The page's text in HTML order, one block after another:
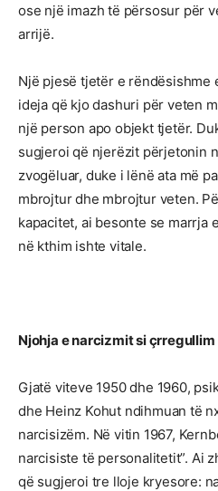
ose një imazh të përsosur për
arrijë.
Një pjesë tjetër e rëndësishme
ideja që kjo dashuri për veten
një person apo objekt tjetër.
sugjeroi që njerëzit përjetonin
zvogëluar, duke i lënë ata më
mbrojtur dhe mbrojtur veten.
kapacitet, ai besonte se marrja
në kthim ishte vitale.
Njohja e narcizmit si çrregullim
Gjatë viteve 1950 dhe 1960,
dhe Heinz Kohut ndihmuan të
narcisizëm. Në vitin 1967,
narcisiste të personalitetit”. Ai
që sugjeroi tre lloje kryesore: